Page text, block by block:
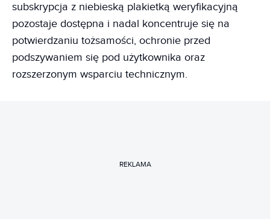
subskrypcja z niebieską plakietką weryfikacyjną
pozostaje dostępna i nadal koncentruje się na
potwierdzaniu tożsamości, ochronie przed
podszywaniem się pod użytkownika oraz
rozszerzonym wsparciu technicznym.
REKLAMA